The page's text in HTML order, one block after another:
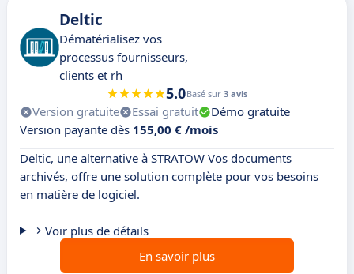
Deltic
Dématérialisez vos
processus fournisseurs,
clients et rh
5.0Basé sur 3 avis
Version gratuite Essai gratuit
Démo gratuite
Version payante dès 155,00 € /mois
Deltic, une alternative à STRATOW Vos documents
archivés, offre une solution complète pour vos besoins
en matière de logiciel.
Voir plus de détails
En savoir plus